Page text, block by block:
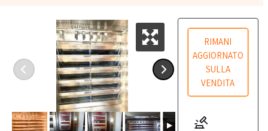
RIMANI
AGGIORNATO
SULLA
VENDITA